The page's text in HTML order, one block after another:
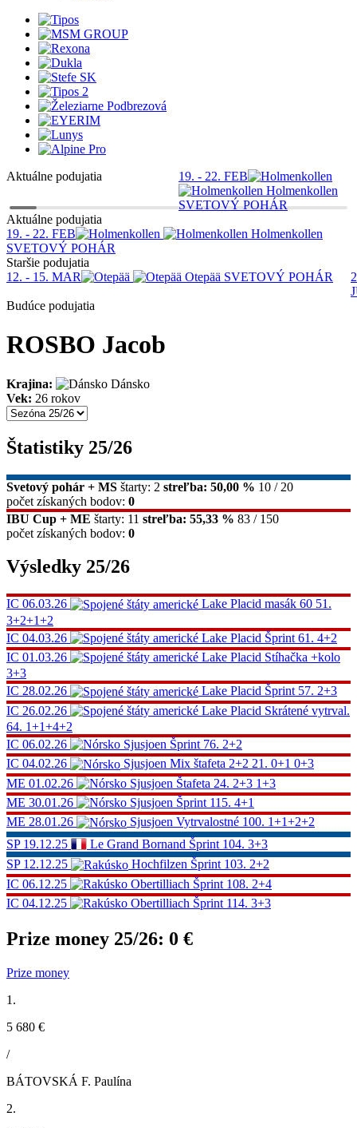
Aktuálne podujatia
19. - 22. FEB
Holmenkollen
SVETOVÝ POHÁR
Aktuálne podujatia
19. - 22. FEB
Holmenkollen
SVETOVÝ POHÁR
Staršie podujatia
12. - 15. MAR
Otepää SVETOVÝ POHÁR
Budúce podujatia
ROSBO Jacob
Krajina:
Dánsko
Vek: 26 rokov
Štatistiky 25/26
Svetový pohár + MS štarty: 2 streľba: 50,00 % 10 / 20
počet získaných bodov: 0
IBU Cup + ME štarty: 11 streľba: 55,33 % 83 / 150
počet získaných bodov: 0
Výsledky 25/26
IC 06.03.26 Lake Placid masák 60 51.
3+2+1+2
IC 04.03.26 Lake Placid Šprint 61. 4+2
IC 01.03.26 Lake Placid Stíhačka +kolo
3+3
IC 28.02.26 Lake Placid Šprint 57. 2+3
IC 26.02.26 Lake Placid Skrátené vytrval.
64. 1+1+4+2
IC 06.02.26 Sjusjoen Šprint 76. 2+2
IC 04.02.26 Sjusjoen Mix štafeta 2+2 21. 0+1 0+3
ME 01.02.26 Sjusjoen Štafeta 24. 2+3 1+3
ME 30.01.26 Sjusjoen Šprint 115. 4+1
ME 28.01.26 Sjusjoen Vytrvalostné 100. 1+1+2+2
SP 19.12.25 Le Grand Bornand Šprint 104. 3+3
SP 12.12.25 Hochfilzen Šprint 103. 2+2
IC 06.12.25 Obertilliach Šprint 108. 2+4
IC 04.12.25 Obertilliach Šprint 114. 3+3
Prize money 25/26: 0 €
Prize money
1.
5 680 €
/
BÁTOVSKÁ F. Paulína
2.